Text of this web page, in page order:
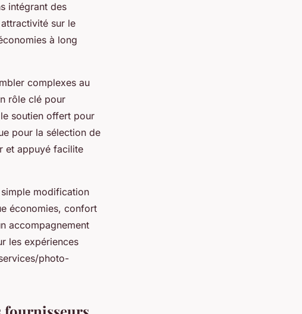
intégrant des
sur le
à long
complexes au
rôle clé pour
soutien offert pour
pour la sélection de
et appuyé facilite
modification
économies, confort
accompagnement
les expériences
photo-